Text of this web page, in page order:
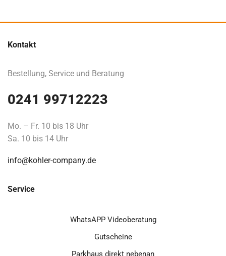
Kontakt
Bestellung, Service und Beratung
0241 99712223
Mo. – Fr. 10 bis 18 Uhr
Sa. 10 bis 14 Uhr
info@kohler-company.de
Service
WhatsAPP Videoberatung
Gutscheine